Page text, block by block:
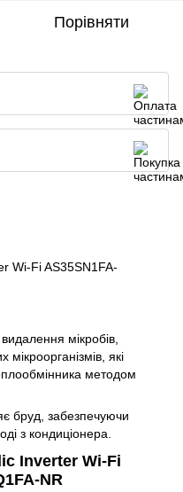
Порівняти
мікробів,
мікроорганізмів, які
методом
бруд, забезпечуючи
з кондиціонера.